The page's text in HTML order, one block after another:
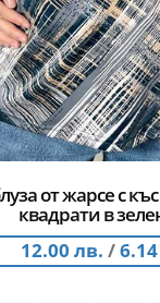
от жарсе с
квадрати в
12.00 лв. /